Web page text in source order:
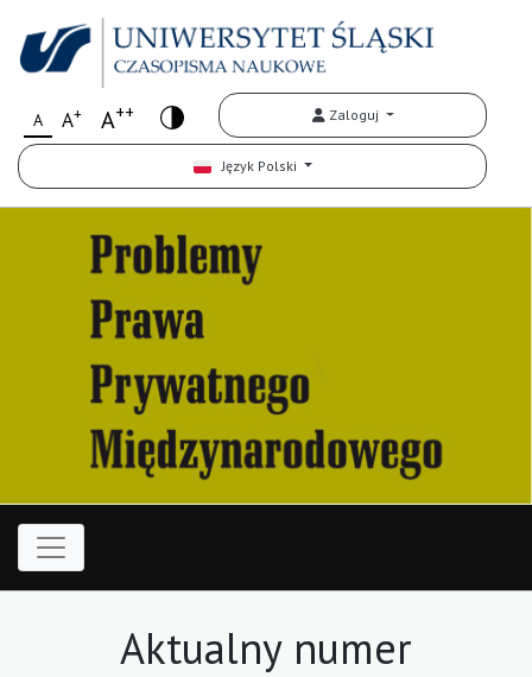
A A+ A++ Zaloguj
Język Polski
Aktualny numer